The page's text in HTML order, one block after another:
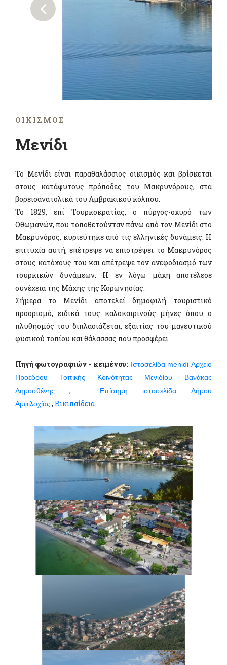
ΟΙΚΙΣΜΌΣ
Μενίδι
Το Μενίδι είναι παραθαλάσσιος οικισμός και βρίσκεται
στους κατάφυτους πρόποδες του Μακρυνόρους, στα
βορειοανατολικά του Αμβρακικού κόλπου.
Το 1829, επί Τουρκοκρατίας, ο πύργος-οχυρό των
Οθωμανών, που τοποθετούνταν πάνω από τον Μενίδι στο
Μακρυνόρος, κυριεύτηκε από τις ελληνικές δυνάμεις. Η
επιτυχία αυτή, επέτρεψε να επιστρέψει το Μακρυνόρος
στους κατόχους του και απέτρεψε τον ανεφοδιασμό των
τουρκικών δυνάμεων. Η εν λόγω μάχη αποτέλεσε
συνέχεια της Μάχης της Κορωνησίας.
Σήμερα το Μενίδι αποτελεί δημοφιλή τουριστικό
προορισμό, ειδικά τους καλοκαιρινούς μήνες όπου ο
πλυθησμός του διπλασιάζεται, εξαιτίας του μαγευτικού
φυσικού τοπίου και θάλασσας που προσφέρει.
Πηγή φωτογραφιών - κειμένου: Ιστοσελίδα menidi-Αρχείο
Προέδρου Τοπικής Κοινότητας Μενιδίου Βανάκας
Δημοσθένης
,
Επίσημη ιστοσελίδα Δήμου
Αμφιλοχίας , Βικιπαίδεια